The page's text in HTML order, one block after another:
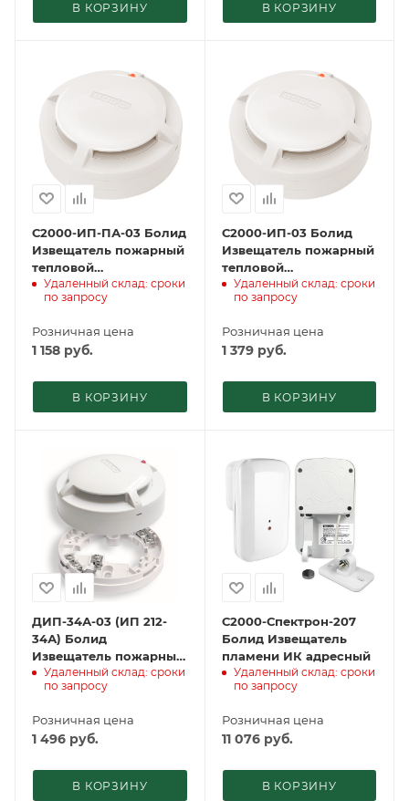
В КОРЗИНУ В КОРЗИНУ
С2000-ИП-ПА-03 Болид
Извещатель пожарный
тепловой
максимально-
дифференциальный
Удаленный склад: сроки
по запросу
Розничная цена
1 158 руб.
В КОРЗИНУ
С2000-ИП-03 Болид
Извещатель пожарный
тепловой
максимально-
дифференциальный
Удаленный склад: сроки
по запросу
Розничная цена
1 379руб.
В КОРЗИНУ
ДИП-34А-03 (ИП 212-
34А) Болид
Извещатель пожарный
дымовой оптико-
электронный адресно-
Удаленный склад: сроки
по запросу
Розничная цена
1 496 руб.
В КОРЗИНУ
С2000-Спектрон-207
Болид Извещатель
пламени ИК адресный
Удаленный склад: сроки
по запросу
Розничная цена
11 076руб.
В КОРЗИНУ